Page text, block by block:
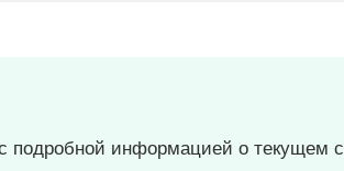
подробной информацией о текущем